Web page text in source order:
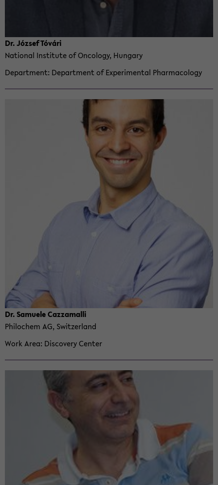
Dr. József Tóvári
Na­tional In­sti­tute of On­col­ogy, Hun­gary
De­part­ment De­part­ment of Ex­per­i­men­tal Phar­ma­col­ogy
Dr. Samuele Caz­za­malli
Philochem AG, Switzer­land
Work Area Dis­cov­ery Cen­ter